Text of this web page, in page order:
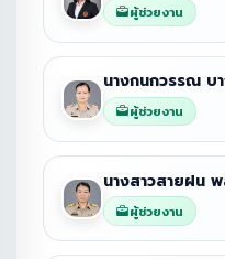
ผู้ช่วยงาน
นางกนกวรรณ บ
ผู้ช่วยงาน
นางสาวสายฝน
ผู้ช่วยงาน